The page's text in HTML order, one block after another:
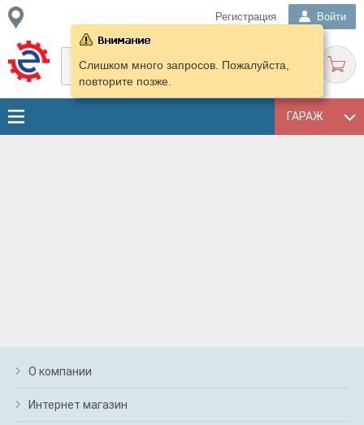
Регистрация Войти
ГАРАЖ
Слишком много запросов. Пожалуйста,
повторите позже.
О компании
Интернет магазин